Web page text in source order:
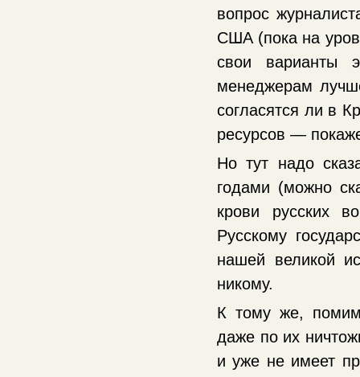
вопрос
США (пока на
свои варианты
менеджерам
согласятся ли в
ресурсов —
Но тут надо
годами (можно
крови русских
Русскому
нашей великой
никому.
К тому же,
даже по их
и уже не имеет